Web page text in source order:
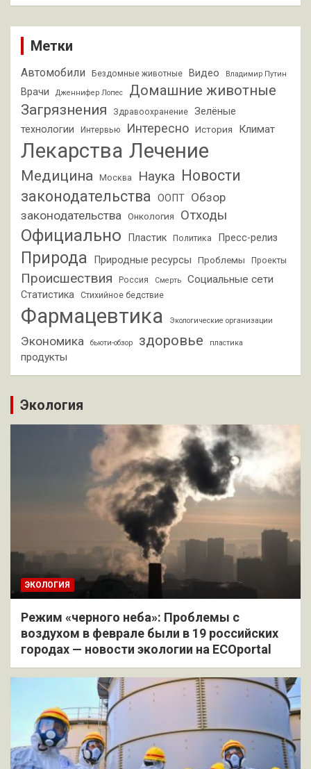
Метки
Автомобили Бездомные животные Видео Владимир Путин
Врачи Дженнифер Лопес
Домашние животные
Загрязнения
Здравоохранение
Зелёные
технологии
Интервью Интересно История Климат
Лекарства Лечение
Медицина Москва Наука Новости
законодательства ООПТ Обзор
законодательства Онкология Отходы
Официально Пластик Политика Пресс-релиз
Природа Природные ресурсы Проблемы Проекты
Происшествия Россия Смерть Социальные сети
Статистика Стихийное бедствие
Фармацевтика Экологические организации
Экономика бьюти-обзор здоровье пластика
продукты
Экология
ЭКОЛОГИЯ
Режим «черного неба»: Проблемы с
воздухом в феврале были в 19 российских
городах — новости экологии на ECOportal